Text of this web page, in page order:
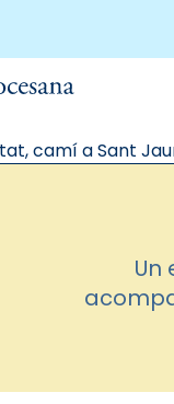
camí a Sant
Un